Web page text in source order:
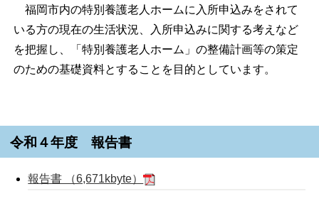
福岡市内の特別養護老人ホームに入所申込みをされて
いる方の現在の生活状況、入所申込みに関する考えなど
を把握し、「特別養護老人ホーム」の整備計画等の策定
のための基礎資料とすることを目的としています。
令和４年度 報告書
報告書 （6,671kbyte）